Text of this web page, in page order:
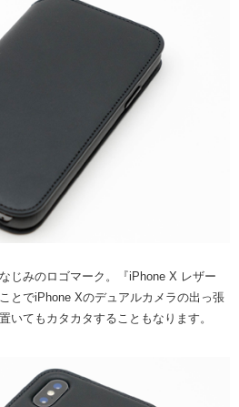
じみのロゴマーク。『iPhone X レザー
とでiPhone Xのデュアルカメラの出っ張
いてもカタカタすることもなります。